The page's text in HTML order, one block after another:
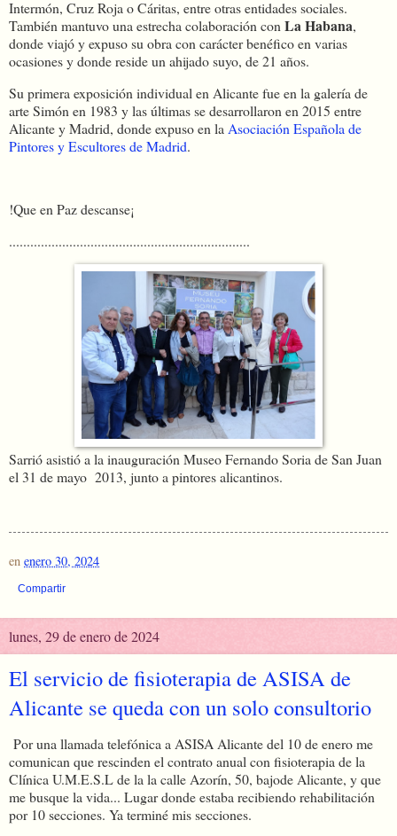
Intermón, Cruz Roja o Cáritas, entre otras entidades sociales.
También mantuvo una estrecha colaboración con La Habana,
donde viajó y expuso su obra con carácter benéfico en varias
ocasiones y donde reside un ahijado suyo, de 21 años.
Su primera exposición individual en Alicante fue en la galería de
arte Simón en 1983 y las últimas se desarrollaron en 2015 entre
Alicante y Madrid, donde expuso en la Asociación Española de
Pintores y Escultores de Madrid.
!Que en Paz descanse¡
....................................................................
Sarrió asistió a la inauguración Museo Fernando Soria de San Juan
el 31 de mayo 2013, junto a pintores alicantinos.
en enero 30, 2024
Compartir
lunes, 29 de enero de 2024
El servicio de fisioterapia de ASISA de
Alicante se queda con un solo consultorio
Por una llamada telefónica a ASISA Alicante del 10 de enero me
comunican que rescinden el contrato anual con fisioterapia de la
Clínica U.M.E.S.L de la la calle Azorín, 50, bajode Alicante, y que
me busque la vida... Lugar donde estaba recibiendo rehabilitación
por 10 secciones. Ya terminé mis secciones.